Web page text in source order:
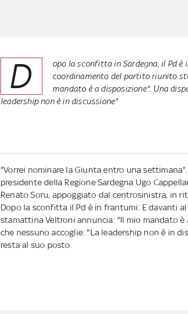
D
opo la sconfitta in Sardegna, il Pd
coordinamento del partito riunito
mandato è a disposizione". Una
leadership non è in discussione"
"Vorrei nominare la Giunta entro una
presidente della Regione Sardegna Ugo
Renato Soru, appoggiato dal centrosinistra, in
Dopo la sconfitta il Pd è in frantumi: E davanti
stamattina Veltroni annuncia: "Il mio mandato
che nessuno accoglie: "La leadership non è in
resta al suo posto.